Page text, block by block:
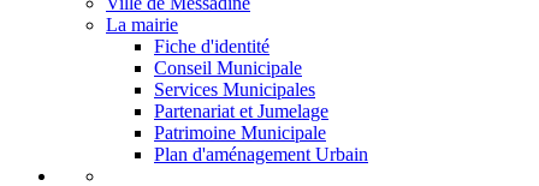
La mairie
Fiche d'identité
Conseil Municipale
Services Municipales
Partenariat et Jumelage
Patrimoine Municipale
Plan d'aménagement Urbain